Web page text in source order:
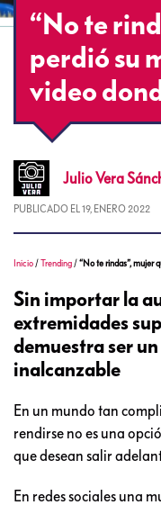
“No te
perdió su
video
JulioVera
PUBLICADO EL 19, ENERO 2022
Inicio /Trending /“No te rindas”, mujer
Sin importar la
extremidades
demuestra ser
inalcanzable
En un mundo tan
rendirse no es una
que desean salir
En redes sociales una